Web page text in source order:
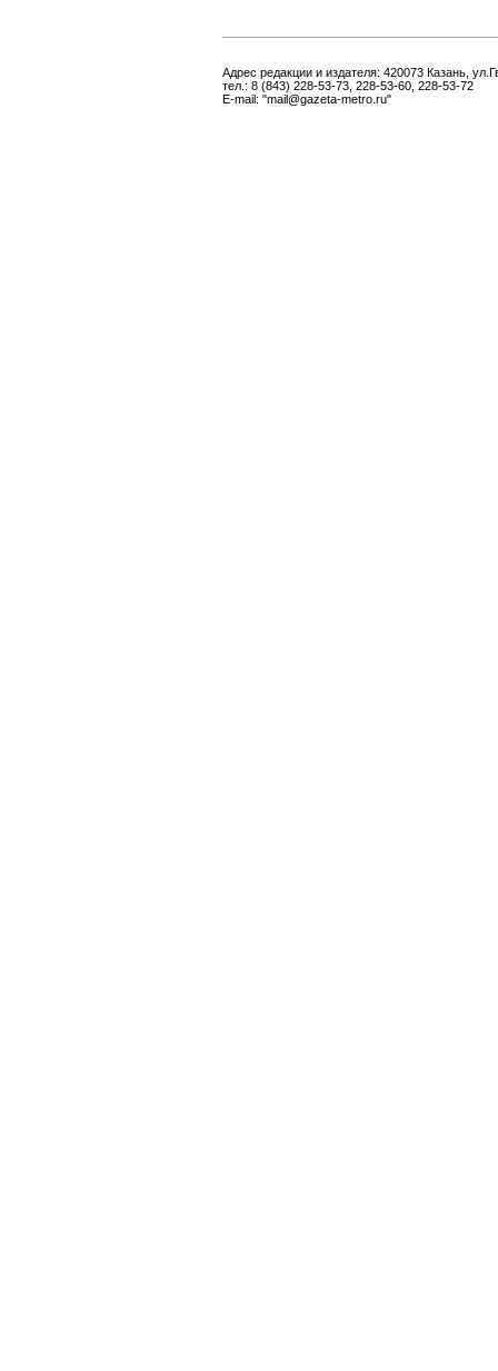
Адрес редакции и издателя: 420073 Казань,
тел.: 8 (843) 228-53-73, 228-53-60, 228-53-72
E-mail: "mail@gazeta-metro.ru"